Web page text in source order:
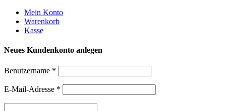
Weiter
zum
Inhalt
Mein Konto
Warenkorb
Kasse
Neues Kundenkonto anlegen
Benutzername *
E-Mail-Adresse *